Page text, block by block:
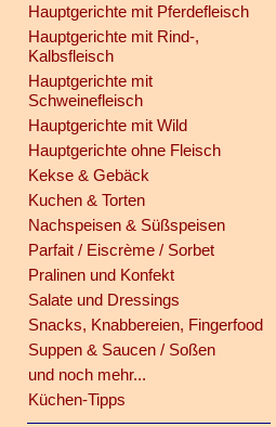
Hauptgerichte mit Pferdefleisch
Hauptgerichte mit Rind-,
Kalbsfleisch
Hauptgerichte mit
Schweinefleisch
Hauptgerichte mit Wild
Hauptgerichte ohne Fleisch
Kekse & Gebäck
Kuchen & Torten
Nachspeisen & Süßspeisen
Parfait / Eiscrème / Sorbet
Pralinen und Konfekt
Salate und Dressings
Snacks, Knabbereien, Fingerfood
Suppen & Saucen / Soßen
und noch mehr...
Küchen-Tipps